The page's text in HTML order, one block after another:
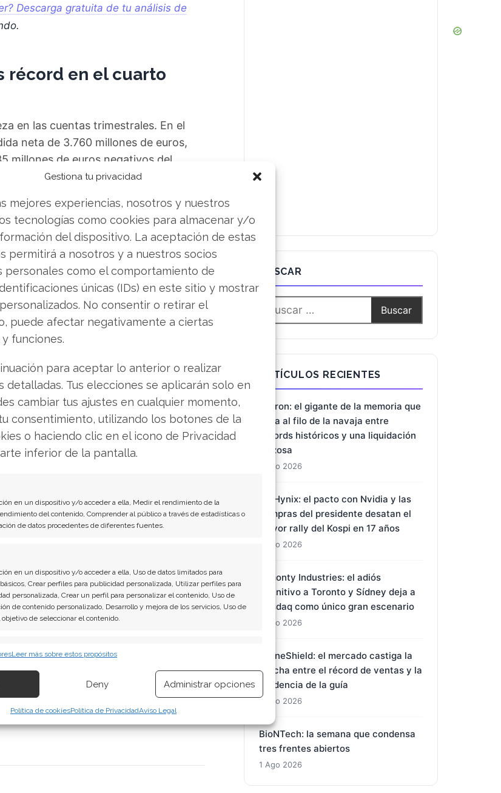
Gestiona tu privacidad
mejores experiencias, nosotros y nuestros
tecnologías como cookies para almacenar y/o
del dispositivo. La aceptación de estas
permitirá a nosotros y a nuestros socios
personales como el comportamiento de
únicas (IDs) en este sitio y mostrar
No consentir o retirar el
puede afectar negativamente a ciertas
funciones.
para aceptar lo anterior o realizar
detalladas. Tus elecciones se aplicarán solo en
cambiar tus ajustes en cualquier momento,
consentimiento, utilizando los botones de la
o haciendo clic en el icono de Privacidad
inferior de la pantalla.
en un dispositivo y/o acceder a ella, Medir el rendimiento de la
del contenido, Comprender al público a través de estadísticas o
de datos procedentes de diferentes fuentes.
en un dispositivo y/o acceder a ella, Uso de datos limitados para
Crear perfiles para publicidad personalizada, Utilizar perfiles para
personalizada, Crear un perfil para personalizar el contenido, Uso de
de contenido personalizado, Desarrollo y mejora de los servicios, Uso de
de seleccionar el contenido.
de forma automática.
evitar y detectar fraudes, y eliminar
publicidad y contenido, Guardar y
Siempre activo
Leer más sobre estos propósitos
Deny Administrar opciones
Política de cookiesPolítica de PrivacidadAviso Legal
Descarga gratuita de tu análisis de
récord en el cuarto
en las cuentas trimestrales. En el
neta de 3.760 millones de euros,
millones de euros negativos del
fundamentalmente por las
a las demandas por glifosato.
ingresos cayeron un 2,5%,
ajustado, por su parte, experimentó
de euros. Esta presión es el
una competencia más intensa en
punto positivo en este escenario
millones de euros en el conjunto
de confianza interna
dualidad de noticias: el enorme
acuerdo judicial. En el último mes, el
un 16%. Esta venta masiva ha llevado
lo que técnicamente señala un
observado gestos de confianza
trust vinculado a un miembro del
por un valor superior a los 71.000
analistas como una señal de que,
su camino hacia la
Bayer PK del 1 de agosto tiene la
Acción inmediata requerida para
o es momento de vender? En el
qué hacer.
BUSCAR
ARTÍCULOS RECIENTES
Micron: el gigante de la memoria que
baila al filo de la navaja entre
récords históricos y una liquidación
forzosa
SK Hynix: el pacto con Nvidia y las
compras del presidente desatan el
mayor rally del Kospi en 17 años
Almonty Industries: el adiós
definitivo a Toronto y Sídney deja a
Nasdaq como único gran escenario
DroneShield: el mercado castiga la
brecha entre el récord de ventas y la
prudencia de la guía
1 Ago 2026
BioNTech: la semana que condensa
tres frentes abiertos